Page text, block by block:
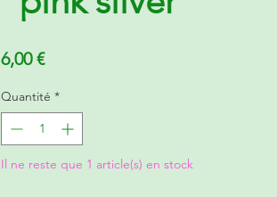
6,00 €Prix
Quantité *
Il ne reste que 1 article(s) en stock